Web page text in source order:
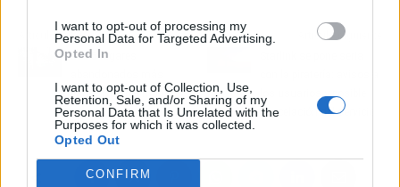
I want to opt-out of processing my
Personal Data for Targeted Advertising.
Opted In
I want to opt-out of Collection, Use,
Retention, Sale, and/or Sharing of my
Personal Data that Is Unrelated with the
Purposes for which it was collected.
Opted Out
CONFIRM
Artículo anterior
Los 5 lugares
llamativos del mundo
Artículo siguiente
los usuarios y posible
cancelación del servicio